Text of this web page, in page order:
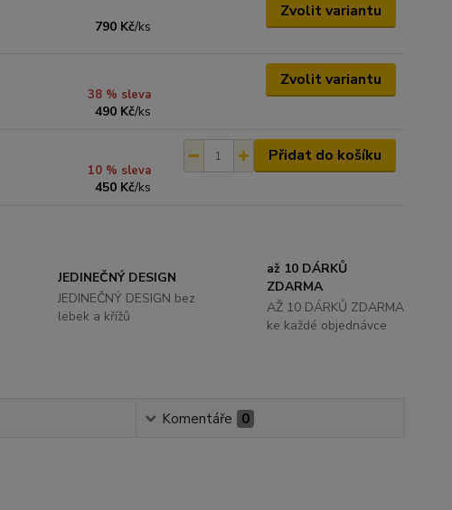
790 Kč/ks
Zvolit variantu
38 % sleva
490 Kč/ks
Zvolit variantu
10 % sleva
450 Kč/ks
Přidat do košíku
JEDINEČNÝ DESIGN
JEDINEČNÝ DESIGN bez
lebek a křížů
až 10 DÁRKŮ
ZDARMA
AŽ 10 DÁRKŮ ZDARMA
ke každé objednávce
Komentáře 0